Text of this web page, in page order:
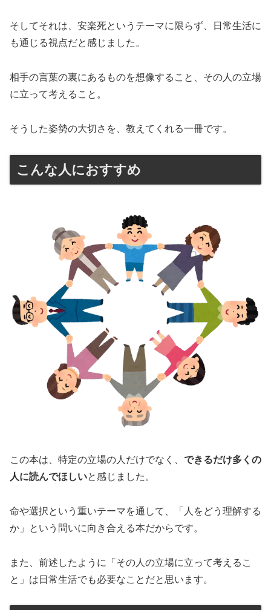
そしてそれは、安楽死というテーマに限らず、日常生活に
も通じる視点だと感じました。
相手の言葉の裏にあるものを想像すること、その人の立場
に立って考えること。
そうした姿勢の大切さを、教えてくれる一冊です。
こんな人におすすめ
この本は、特定の立場の人だけでなく、 できるだけ多くの
人に読んでほしいと感じました。
命や選択という重いテーマを通して、「人をどう理解する
か」という問いに向き合える本だからです。
また、前述したように「その人の立場に立って考えるこ
と」は日常生活でも必要なことだと思います。